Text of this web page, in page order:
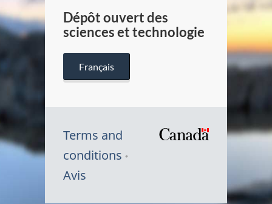
Dépôt ouvert des
sciences et technologie
Français
Terms and
conditions
Avis